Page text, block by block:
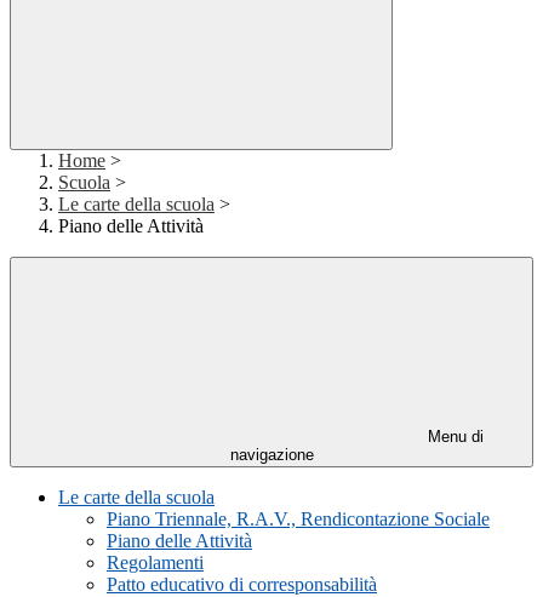
Home >
Scuola >
Le carte della scuola >
Piano delle Attività
Menu di
navigazione
Le carte della scuola
Piano Triennale, R.A.V., Rendicontazione Sociale
Piano delle Attività
Regolamenti
Patto educativo di corresponsabilità